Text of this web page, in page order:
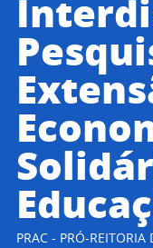
PRAC - PRÓ-